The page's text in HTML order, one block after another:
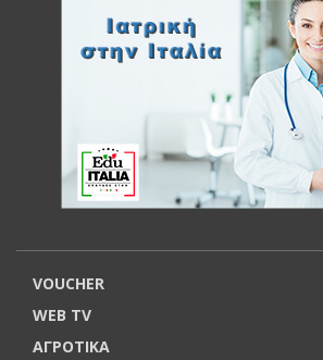
VOUCHER
WEB TV
ΑΓΡΟΤΙΚΑ